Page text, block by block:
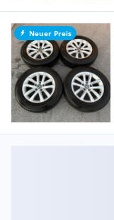
Neuer Preis